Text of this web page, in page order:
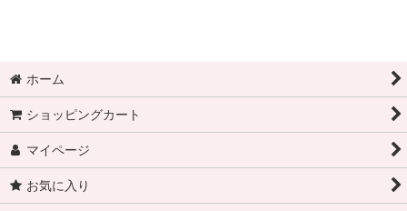
ホーム
ショッピングカート
マイページ
お気に入り